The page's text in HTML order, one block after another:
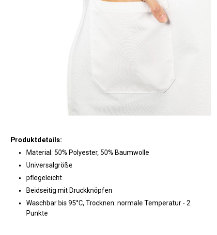
Produktdetails:
Material: 50% Polyester, 50% Baumwolle
Universalgröße
pflegeleicht
Beidseitig mit Druckknöpfen
Waschbar bis 95°C, Trocknen: normale Temperatur - 2
Punkte